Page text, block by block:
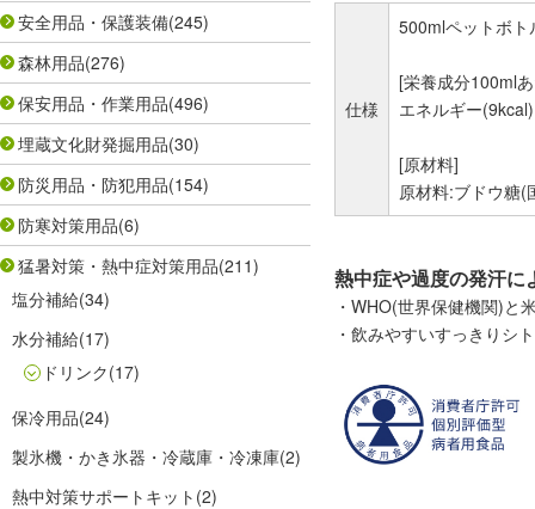
安全用品・保護装備(245)
森林用品(276)
保安用品・作業用品(496)
埋蔵文化財発掘用品(30)
防災用品・防犯用品(154)
防寒対策用品(6)
猛暑対策・熱中症対策用品(211)
塩分補給(34)
水分補給(17)
ドリンク(17)
保冷用品(24)
製氷機・かき氷器・冷蔵庫・冷凍庫(2)
熱中対策サポートキット (2)
仕様
500mlペットボト
[栄養成分100ml
エネルギー
[原材料]
原材料:ブドウ糖(
熱中症や過度の発汗に
・WHO(世界保健機関)と
・飲みやすいすっきりシ